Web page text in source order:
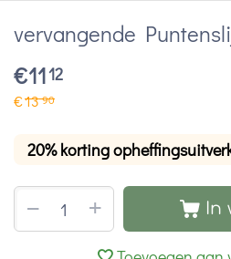
vervangende
€1112
€1390
20% korting
+
− In